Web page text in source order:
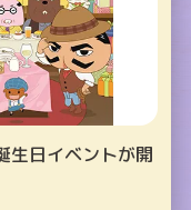
生日イベントが開